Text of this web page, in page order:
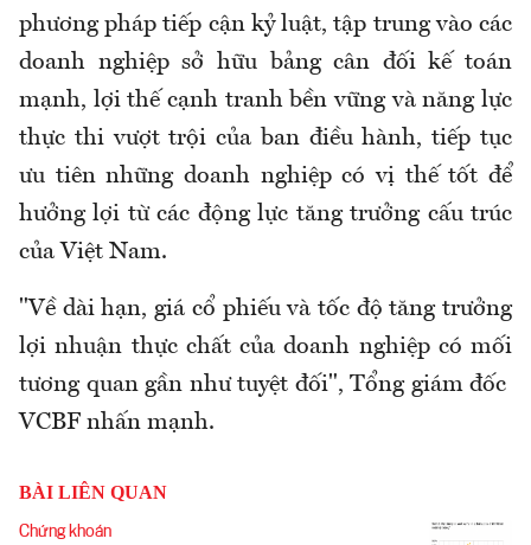
phương pháp tiếp cận kỷ luật, tập trung vào các
doanh nghiệp sở hữu bảng cân đối kế toán
mạnh, lợi thế cạnh tranh bền vững và năng lực
thực thi vượt trội của ban điều hành, tiếp tục
ưu tiên những doanh nghiệp có vị thế tốt để
hưởng lợi từ các động lực tăng trưởng cấu trúc
của Việt Nam.
"Về dài hạn, giá cổ phiếu và tốc độ tăng trưởng
lợi nhuận thực chất của doanh nghiệp có mối
tương quan gần như tuyệt đối", Tổng giám đốc
VCBF nhấn mạnh.
BÀI LIÊN QUAN
Chứng khoán